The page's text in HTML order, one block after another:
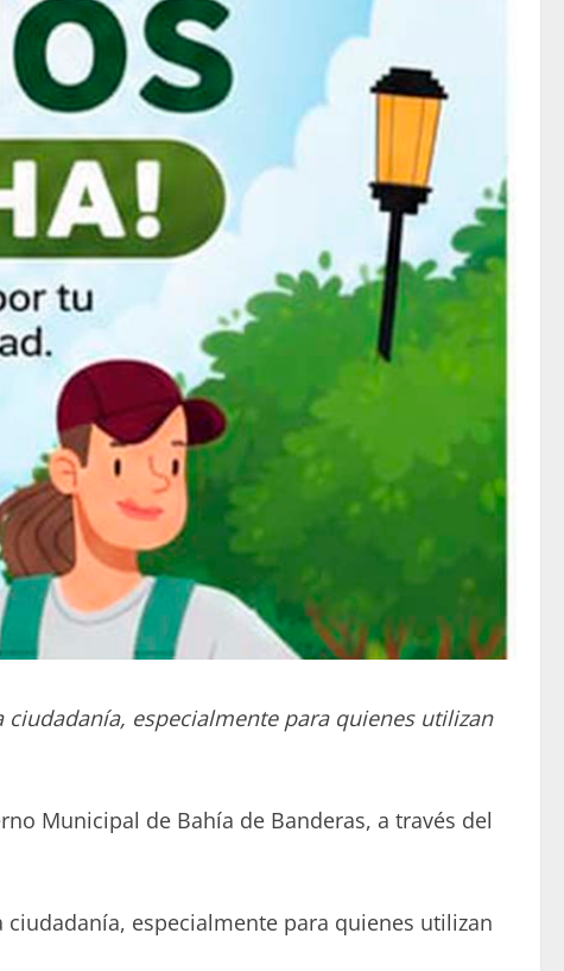
especialmente para quienes utilizan
Municipal de Bahía de Banderas, a través del
especialmente para quienes utilizan